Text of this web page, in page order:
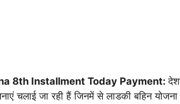
8th Installment Today Payment:
चलाई जा रही हैं जिनमें से लाडकी बहिन